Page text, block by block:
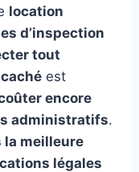
location
d’inspection
tout
est
encore
administratifs.
meilleure
légales